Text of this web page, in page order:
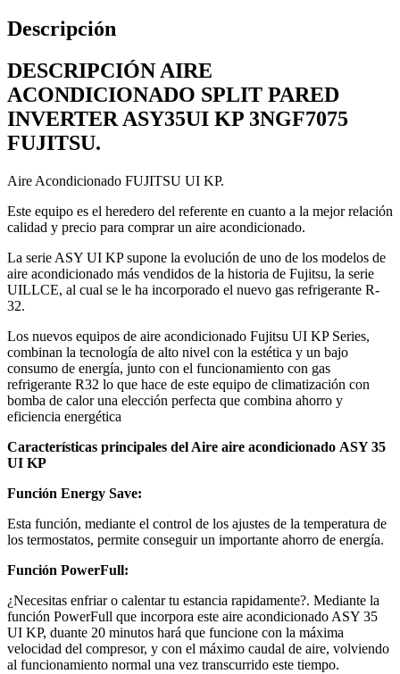
Descripción
DESCRIPCIÓN AIRE
ACONDICIONADO SPLIT PARED
INVERTER ASY35UI KP 3NGF7075
FUJITSU.
Aire Acondicionado FUJITSU UI KP.
Este equipo es el heredero del referente en cuanto a la mejor relación
calidad y precio para comprar un aire acondicionado.
La serie ASY UI KP supone la evolución de uno de los modelos de
aire acondicionado más vendidos de la historia de Fujitsu, la serie
UILLCE, al cual se le ha incorporado el nuevo gas refrigerante R-
32.
Los nuevos equipos de aire acondicionado Fujitsu UI KP Series,
combinan la tecnología de alto nivel con la estética y un bajo
consumo de energía, junto con el funcionamiento con gas
refrigerante R32 lo que hace de este equipo de climatización con
bomba de calor una elección perfecta que combina ahorro y
eficiencia energética
Características principales del Aire aire acondicionado ASY 35
UI KP
Función Energy Save:
Esta función, mediante el control de los ajustes de la temperatura de
los termostatos, permite conseguir un importante ahorro de energía.
Función PowerFull:
¿Necesitas enfriar o calentar tu estancia rapidamente?. Mediante la
función PowerFull que incorpora este aire acondicionado ASY 35
UI KP, duante 20 minutos hará que funcione con la máxima
velocidad del compresor, y con el máximo caudal de aire, volviendo
al funcionamiento normal una vez transcurrido este tiempo.